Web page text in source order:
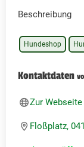
Beschreibung
Hundeshop
Kontaktdaten
Zur Webseite
Floßplatz,